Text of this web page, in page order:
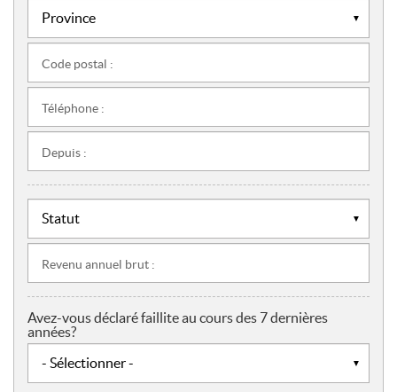
Code postal :
Téléphone :
Depuis :
Revenu annuel brut :
Avez-vous déclaré faillite au cours des 7 dernières
années?